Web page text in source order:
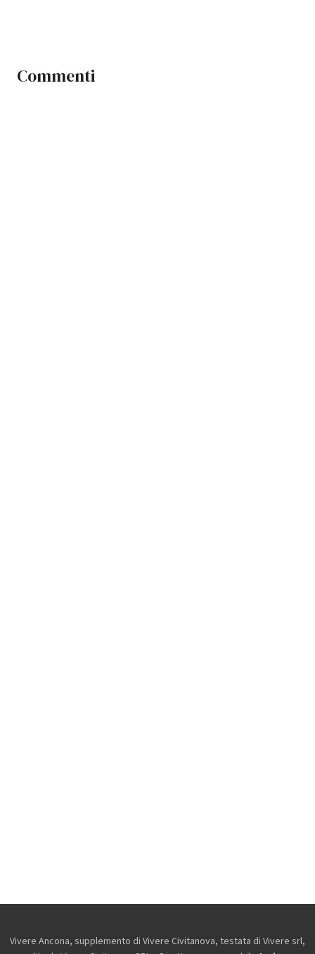
Commenti
Vivere Ancona, supplemento di Vivere Civitanova, testata di Vivere srl,